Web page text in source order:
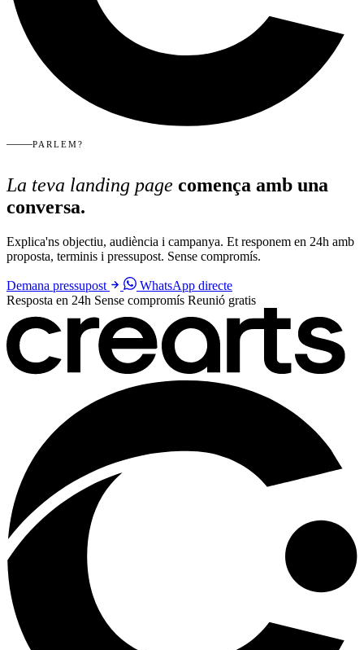
PARLEM?
La teva landing page comença amb una
conversa.
Explica'ns objectiu, audiència i campanya. Et responem en 24h amb
proposta, terminis i pressupost. Sense compromís.
Demana pressupost
WhatsApp directe
Resposta en 24h Sense compromís Reunió gratis